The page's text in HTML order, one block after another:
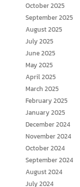
October 2025
September 2025
August 2025
July 2025
June 2025
May 2025
April 2025
March 2025
February 2025
January 2025
December 2024
November 2024
October 2024
September 2024
August 2024
July 2024